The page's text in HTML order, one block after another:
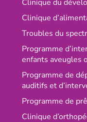
Clinique du
Clinique
Troubles du
Programme
enfants aveugles
Programme de
auditifs et
Programme de
Clinique